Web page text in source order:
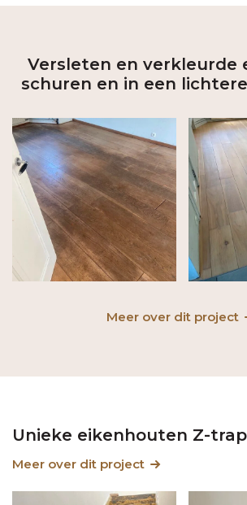
Versleten en verkleurde
schuren en in een
Meer over dit project
Unieke eikenhouten Z-
Meer over dit project